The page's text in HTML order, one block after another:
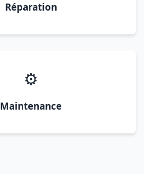
Réparation
⚙️
Maintenance